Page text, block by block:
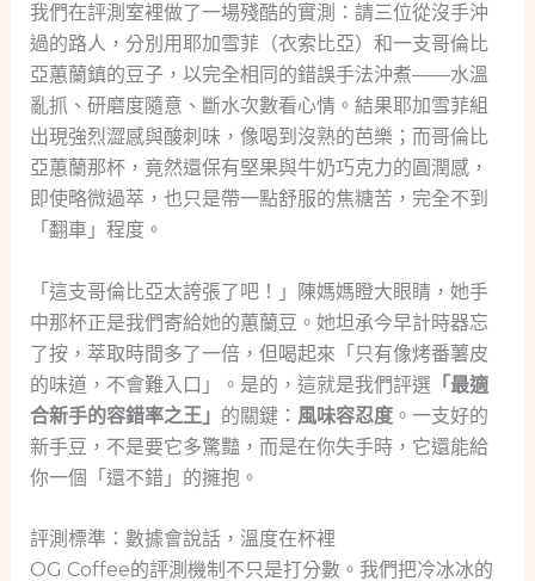
我們在評測室裡做了一場殘酷的實測：請三位從沒手沖
過的路人，分別用耶加雪菲（衣索比亞）和一支哥倫比
亞蕙蘭鎮的豆子，以完全相同的錯誤手法沖煮——水溫
亂抓、研磨度隨意、斷水次數看心情。結果耶加雪菲組
出現強烈澀感與酸刺味，像喝到沒熟的芭樂；而哥倫比
亞蕙蘭那杯，竟然還保有堅果與牛奶巧克力的圓潤感，
即使略微過萃，也只是帶一點舒服的焦糖苦，完全不到
「翻車」程度。
「這支哥倫比亞太誇張了吧！」陳媽媽瞪大眼睛，她手
中那杯正是我們寄給她的蕙蘭豆。她坦承今早計時器忘
了按，萃取時間多了一倍，但喝起來「只有像烤番薯皮
的味道，不會難入口」。是的，這就是我們評選 「最適
合新手的容錯率之王」 的關鍵： 風味容忍度。一支好的
新手豆，不是要它多驚豔，而是在你失手時，它還能給
你一個「還不錯」的擁抱。
評測標準：數據會說話，溫度在杯裡
OG Coffee的評測機制不只是打分數。我們把冷冰冰的